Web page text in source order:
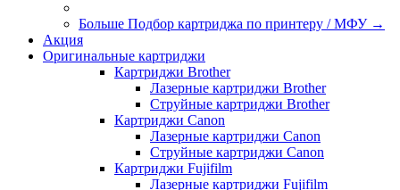
Больше Подбор картриджа по принтеру / МФУ →
Акция
Оригинальные картриджи
Картриджи Brother
Лазерные картриджи Brother
Струйные картриджи Brother
Картриджи Canon
Лазерные картриджи Canon
Струйные картриджи Canon
Картриджи Fujifilm
Лазерные картриджи Fujifilm